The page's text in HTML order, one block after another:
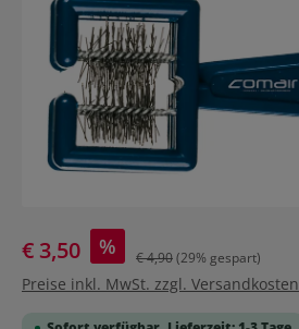
€ 3,50 % € 4,90(29% gespart)
Preise inkl. MwSt. zzgl. Versandkosten